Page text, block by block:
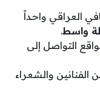
العراقي واحداً
واسط.
التواصل إلى
والشعراء